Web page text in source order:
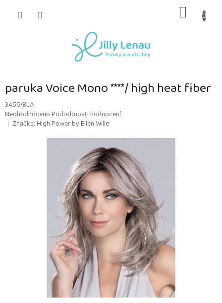
KOŠÍK
paruka Voice Mono ****/ high heat fiber
3455/BLA
Průměrné
hodnocení
NeohodnocenoPodrobnosti hodnocení
Značka:High Power by Ellen Wille